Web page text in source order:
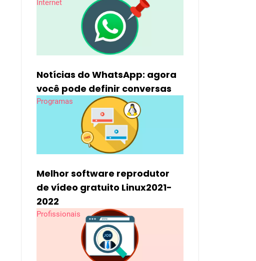
Internet
Notícias do WhatsApp: agora
você pode definir conversas
Programas
Melhor software reprodutor
de vídeo gratuito Linux2021-
2022
Profissionais